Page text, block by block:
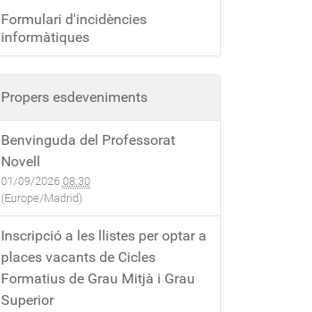
Formulari d'incidències
informàtiques
Propers esdeveniments
Benvinguda del Professorat
Novell
01/09/2026 08:30
(Europe/Madrid)
Inscripció a les llistes per optar a
places vacants de Cicles
Formatius de Grau Mitjà i Grau
Superior